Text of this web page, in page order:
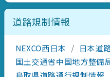
道路規制情報
NEXCO西日本 / 日本道
国土交通省中国地方整備